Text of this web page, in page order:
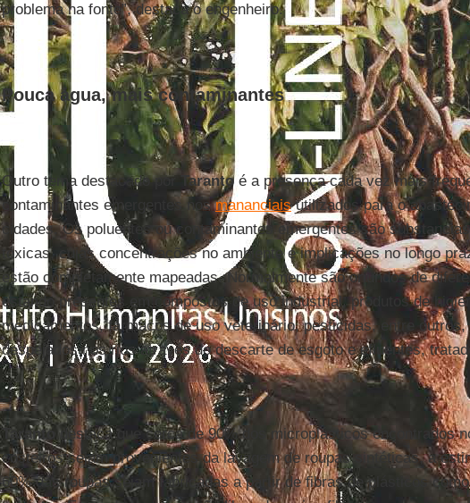
problema na fonte”, destaca o engenheiro.
Pouca água, mais contaminantes
Outro tema destacado por Tarantoé a presença cada vez mais
contaminantes emergentes nosmananciaisutilizados para o
cidades. Os poluentes ou contaminantes emergentes são
tóxicas, cujas concentrações no ambiente e implicações no longo
estão completamente mapeadas. Normalmente são oriundos de
estando presentes em compostos de uso industrial, produtos de
medicamentos, fármacos de uso veterinário, pesticidas, entre outros,
despejados nos rios através do descarte de esgoto e efluentes,
Taranto destaca que cerca de 90% dos microplásticos encontrados
costeiros sejam provenientes da lavagem de roupas sintéticas, a
60% das roupas sejam fabricadas a partir de fibras de plásticos